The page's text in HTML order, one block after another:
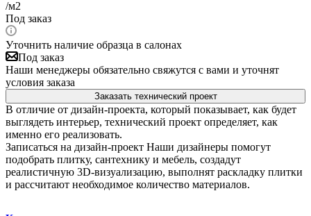
/м2
Под заказ
Уточнить наличие образца в салонах
Под заказ
Наши менеджеры обязательно свяжутся с вами и уточнят
условия заказа
Заказать технический проект
В отличие от дизайн-проекта, который показывает, как будет
выглядеть интерьер, технический проект определяет, как
именно его реализовать.
Записаться на дизайн-проект Наши дизайнеры помогут
подобрать плитку, сантехнику и мебель, создадут
реалистичную 3D-визуализацию, выполнят раскладку плитки
и рассчитают необходимое количество материалов.